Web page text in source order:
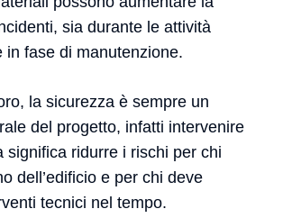
sia durante le attività
in fase di manutenzione.
la sicurezza è sempre un
del progetto, infatti intervenire
significa ridurre i rischi per chi
dell’edificio e per chi deve
tecnici nel tempo.